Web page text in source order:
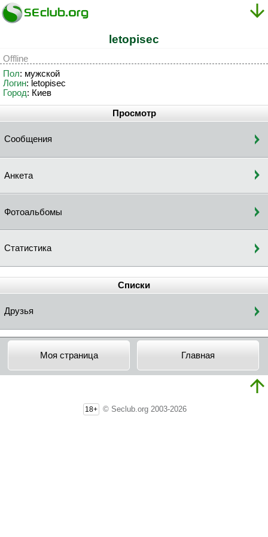
letopisec
Offline
Пол: мужской
Логин: letopisec
Город: Киев
Просмотр
Сообщения
Анкета
Фотоальбомы
Статистика
Списки
Друзья
Моя страница Главная
18+ © Seclub.org 2003-2026